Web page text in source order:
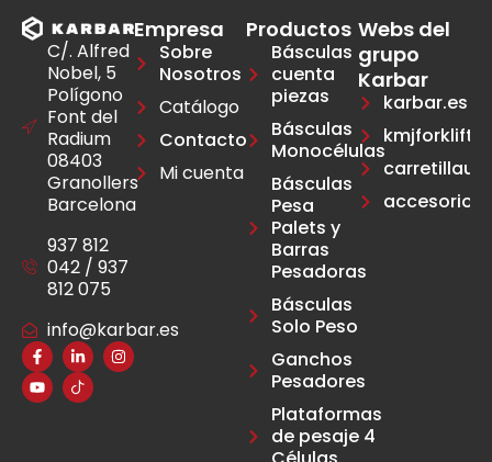
C/. Alfred
Nobel, 5
Polígono
Font del
Radium
08403
Granollers
Barcelona
937 812
042 / 937
812 075
info@karbar.es
Empresa
Sobre
Nosotros
Catálogo
Contacto
Mi cuenta
Productos
Básculas
cuenta
piezas
Básculas
Monocélulas
Básculas
Pesa
Palets y
Barras
Pesadoras
Básculas
Solo Peso
Ganchos
Pesadores
Plataformas
de pesaje 4
Webs del
grupo
Karbar
karbar.es